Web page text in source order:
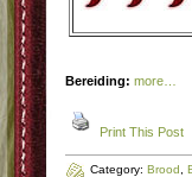
Bereiding: more…
Print This Post
Category: Brood